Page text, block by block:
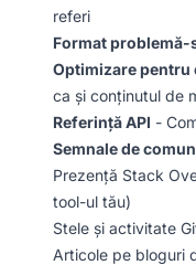
referi
Format problemă-
Optimizare pentru
ca și conținutul de
Referință API -
Semnale de
Prezență Stack
tool-ul tău)
Stele și activitate
Articole pe bloguri